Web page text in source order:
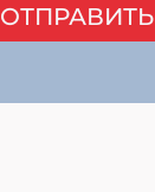
ОТПРАВИТЬ